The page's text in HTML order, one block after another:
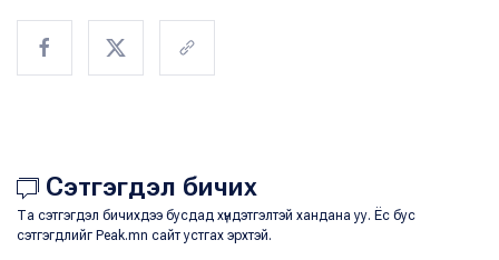
Сэтгэгдэл бичих
Та сэтгэгдэл бичихдээ бусдад хүндэтгэлтэй хандана уу. Ёс бус
сэтгэгдлийг Peak.mn сайт устгах эрхтэй.